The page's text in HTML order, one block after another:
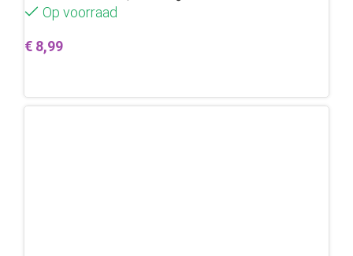
Op voorraad
€ 8,99